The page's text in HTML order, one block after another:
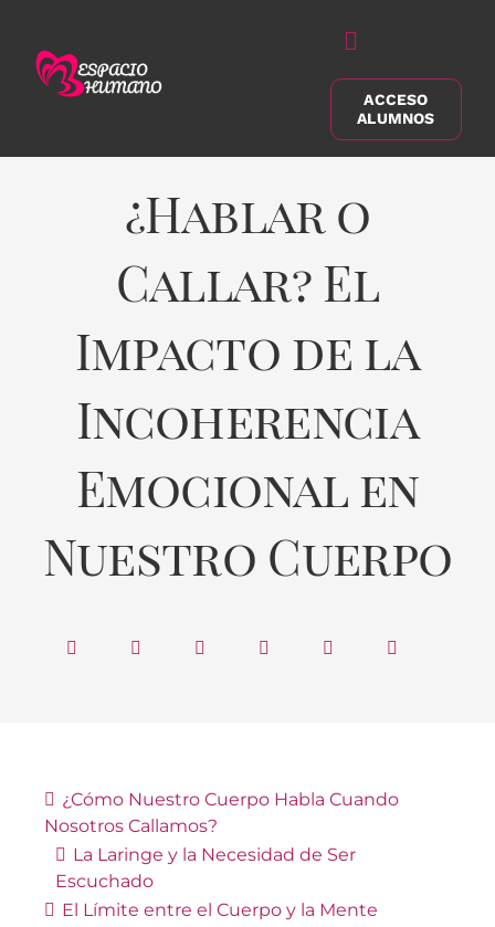
contenido
Alternar
navegación
Buscar:
ACCESO
ALUMNOS
¿Hablar o
Callar? El
Impacto de la
Incoherencia
Emocional en
Nuestro Cuerpo
¿Cómo Nuestro Cuerpo Habla Cuando
Nosotros Callamos?
La Laringe y la Necesidad de Ser
Escuchado
El Límite entre el Cuerpo y la Mente